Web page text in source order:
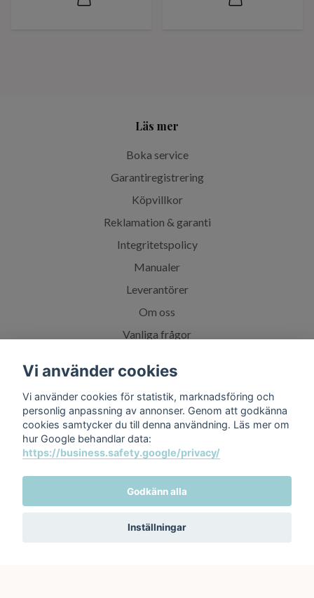
Läs mer
Boka service
Garantiregistrering
Köpvillkor
Reklamation & garanti
Integritetspolicy
Manualer
Leverantörer
Om oss
Vanliga frågor
Sociala medier
Prenumerera på vårt nyhetsbrev
Vi använder cookies
Vi använder cookies för statistik, marknadsföring och
personlig anpassning av annonser. Genom att godkänna
cookies samtycker du till denna användning. Läs mer om
hur Google behandlar data:
https://business.safety.google/privacy/
Godkänn alla
Inställningar